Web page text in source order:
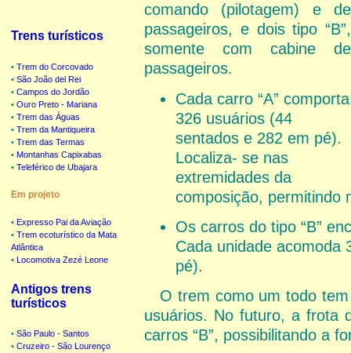
Trens turísticos
• Trem do Corcovado
• São João del Rei
• Campos do Jordão
• Ouro Preto - Mariana
• Trem das Águas
• Trem da Mantiqueira
• Trem das Termas
• Montanhas Capixabas
• Teleférico de Ubajara
Em projeto
• Expresso Pai da Aviação
• Trem ecoturístico da Mata
Atlântica
• Locomotiva Zezé Leone
Antigos trens
turísticos
• São Paulo - Santos
• Cruzeiro - São Lourenço
comando (pilotagem) e de
passageiros, e dois tipo “B”,
somente com cabine de
passageiros.
Cada carro “A” comporta
326 usuários (44
sentados e 282 em pé).
Localiza- se nas
extremidades da
composição, permitindo
Os carros do tipo “B”
Cada unidade acomoda
pé).
O trem como um todo
usuários. No futuro, a frota
carros “B”, possibilitando a